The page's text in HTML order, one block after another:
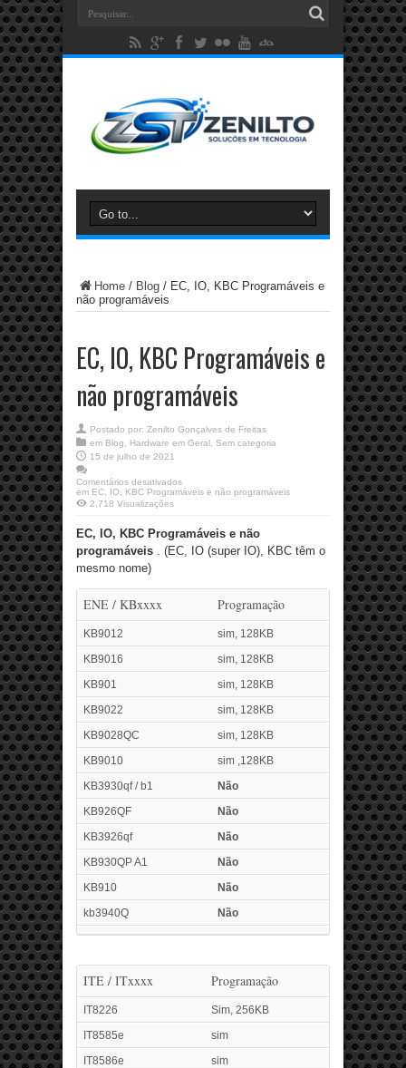
Home / Blog / EC, IO, KBC Programáveis e
não programáveis
EC, IO, KBC Programáveis e
não programáveis
Postado por: Zenilto Gonçalves de Freitas
em Blog Hardware em Geral Sem categoria
15 de julho de 2021
Comentários desativados
em EC, IO, KBC Programáveis e não programáveis
2,718 Visualizações
EC, IO, KBC Programáveis e não
programáveis . (EC, IO (super IO), KBC têm o
mesmo nome)
ENE / KBxxxx Programação
KB9012
sim, 128KB
KB9016
sim, 128KB
KB901
sim, 128KB
KB9022
sim, 128KB
KB9028QC
sim, 128KB
KB9010
sim ,128KB
KB3930qf / b1
Não
KB926QF
Não
KB3926qf
Não
KB930QP A1
Não
KB910
Não
kb3940Q
Não
ITE / ITxxxx Programação
IT8226
Sim, 256KB
IT8585e
sim
IT8586e
sim